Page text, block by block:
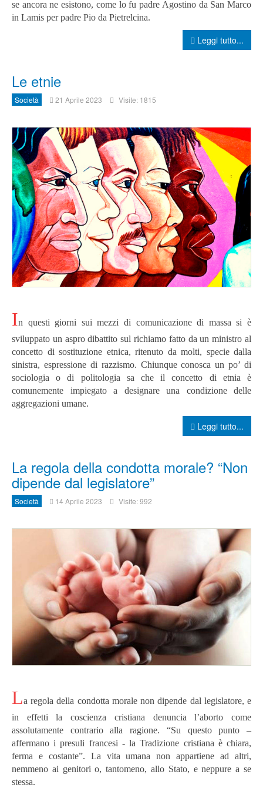
se ancora ne esistono, come lo fu padre Agostino da San Marco
in Lamis per padre Pio da Pietrelcina.
Leggi tutto...
Le etnie
Società 21 Aprile 2023 Visite: 1815
In questi giorni sui mezzi di comunicazione di massa si è
sviluppato un aspro dibattito sul richiamo fatto da un ministro al
concetto di sostituzione etnica, ritenuto da molti, specie dalla
sinistra, espressione di razzismo. Chiunque conosca un po’ di
sociologia o di politologia sa che il concetto di etnia è
comunemente impiegato a designare una condizione delle
aggregazioni umane.
Leggi tutto...
La regola della condotta morale? “Non
dipende dal legislatore”
Società 14 Aprile 2023 Visite: 992
La regola della condotta morale non dipende dal legislatore, e
in effetti la coscienza cristiana denuncia l’aborto come
assolutamente contrario alla ragione. “Su questo punto –
affermano i presuli francesi - la Tradizione cristiana è chiara,
ferma e costante”. La vita umana non appartiene ad altri,
nemmeno ai genitori o, tantomeno, allo Stato, e neppure a se
stessa.